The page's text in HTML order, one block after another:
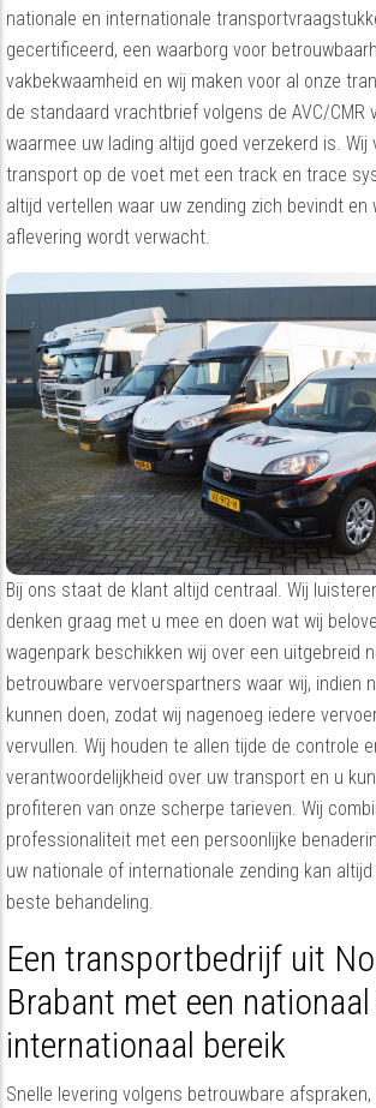
nationale en internationale
gecertificeerd, een waarborg voor
vakbekwaamheid en wij maken voor al onze
de standaard vrachtbrief volgens de AVC/CMR
waarmee uw lading altijd goed verzekerd is. Wij
transport op de voet met een track en trace
altijd vertellen waar uw zending zich bevindt en
aflevering wordt verwacht.
Bij ons staat de klant altijd centraal. Wij
denken graag met u mee en doen wat wij
wagenpark beschikken wij over een uitgebreid
betrouwbare vervoerspartners waar wij, indien
kunnen doen, zodat wij nagenoeg iedere
vervullen. Wij houden te allen tijde de controle
verantwoordelijkheid over uw transport en u
profiteren van onze scherpe tarieven. Wij
professionaliteit met een persoonlijke
uw nationale of internationale zending kan
beste behandeling.
Een transportbedrijf uit
Brabant met een nationaal
internationaal bereik
Snelle levering volgens betrouwbare